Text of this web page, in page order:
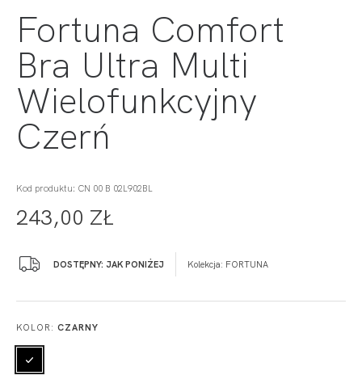
Fortuna Comfort
Bra Ultra Multi
Wielofunkcyjny
Czerń
Kod produktu: CN 00 B 02L902BL
243,00 ZŁ
DOSTĘPNY: JAK PONIŻEJ Kolekcja: FORTUNA
KOLOR: CZARNY